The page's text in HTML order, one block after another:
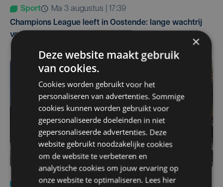
Sport
ma 3 augustus | 17:39
Champions League leeft in Oostende: lange wachtrij
voor tickets Union - Bodø/Glimt
Nieuws za 1 augustus | 22:36
×
Deze website maakt gebruik
van cookies.
Cookies worden gebruikt voor het
personaliseren van advertenties. Sommige
cookies kunnen worden gebruikt voor
gepersonaliseerde doeleinden in niet
gepersonaliseerde advertenties. Deze
website gebruikt noodzakelijke cookies
om de website te verbeteren en
analytische cookies om jouw ervaring op
onze website te optimaliseren. Lees hier